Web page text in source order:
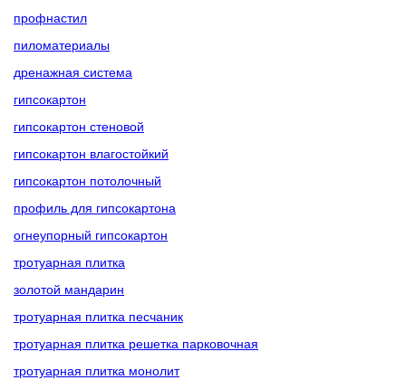
профнастил
пиломатериалы
дренажная система
гипсокартон
гипсокартон стеновой
гипсокартон влагостойкий
гипсокартон потолочный
профиль для гипсокартона
огнеупорный гипсокартон
тротуарная плитка
золотой мандарин
тротуарная плитка песчаник
тротуарная плитка решетка парковочная
тротуарная плитка монолит